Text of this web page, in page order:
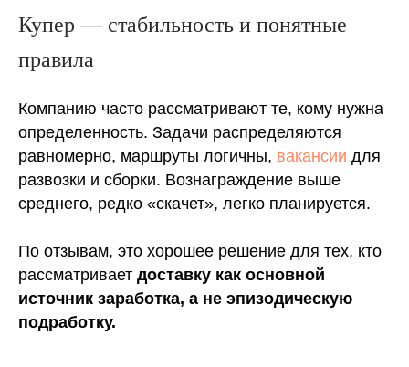
Купер — стабильность и понятные
правила
Компанию часто рассматривают те, кому нужна
определенность. Задачи распределяются
равномерно, маршруты логичны, вакансии для
развозки и сборки. Вознаграждение выше
среднего, редко «скачет», легко планируется.
По отзывам, это хорошее решение для тех, кто
рассматривает доставку как основной
источник заработка, а не эпизодическую
подработку.